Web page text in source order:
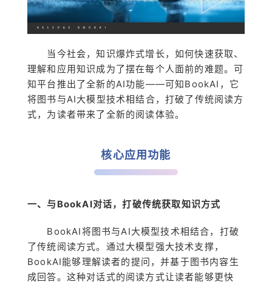
当今社会，知识爆炸式增长，如何快速获取、
理解和应用知识成为了摆在每个人面前的难题。可
知平台推出了全新的AI功能——可知BookAI，它
将图书与AI大模型技术相结合，打破了传统阅读方
式，为读者带来了全新的阅读体验。
核心应用功能
一、与BookAI对话，打破传统获取知识方式
BookAI将图书与AI大模型技术相结合，打破
了传统阅读方式。通过大模型强大技术支撑，
BookAI能够理解读者的提问，并基于图书内容生
成回答。这种对话式的阅读方式让读者能够更快